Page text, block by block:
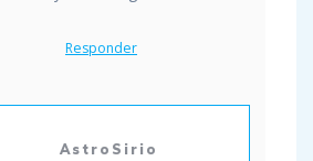
Responder
AstroSirio